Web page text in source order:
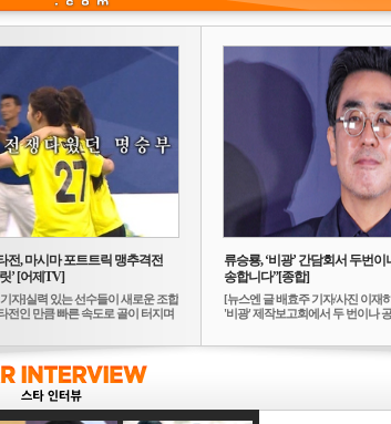
전, 마시마 포트트릭 맹추격전
’ [어제TV]
자]실력 있는 선수들이 새로운 조합
전인 만큼 빠른 속도로 골이 터지며
류승룡, ‘비광’ 간담회서 두번이
송합니다”[종합]
[뉴스엔 글 배효주 기자/사진 이재
'비광' 제작보고회에서 두 번이나